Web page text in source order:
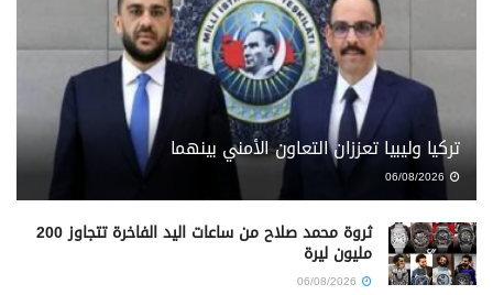
تركيا وليبيا تعززان التعاون الأمني بينهما
06/08/2026
ثروة محمد صلاح من ساعات اليد الفاخرة تتجاوز 200
مليون ليرة